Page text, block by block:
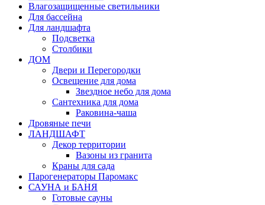
Влагозащищенные светильники
Для бассейна
Для ландшафта
Подсветка
Столбики
ДОМ
Двери и Перегородки
Освещение для дома
Звездное небо для дома
Сантехника для дома
Раковина-чаша
Дровяные печи
ЛАНДШАФТ
Декор территории
Вазоны из гранита
Краны для сада
Парогенераторы Паромакс
САУНА и БАНЯ
Готовые сауны